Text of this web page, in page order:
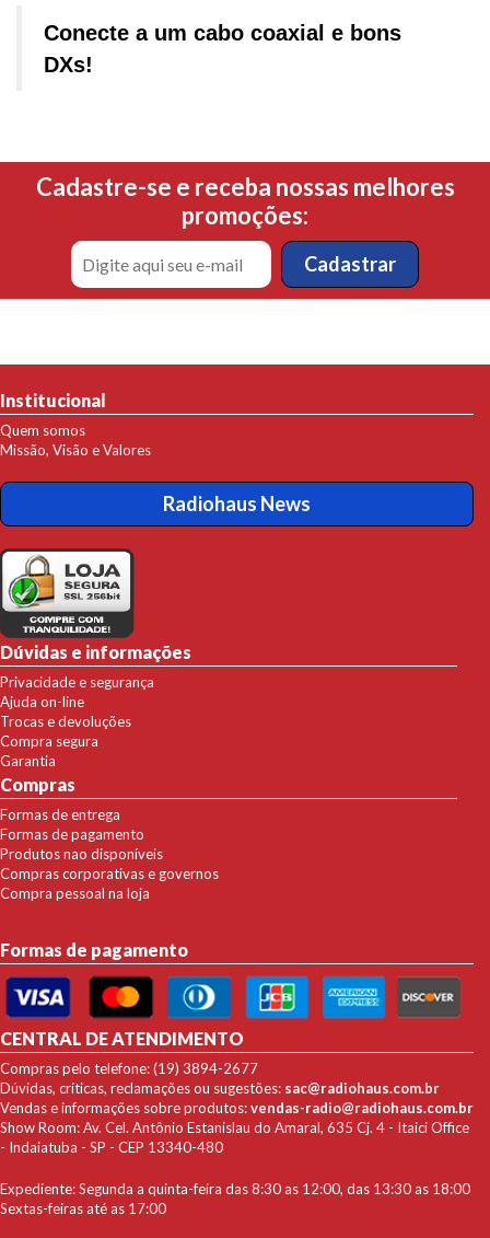
Conecte a um cabo coaxial e bons
DXs!
Cadastre-se e receba nossas melhores
promoções:
Institucional
Quem somos
Missão, Visão e Valores
Radiohaus News
Dúvidas e informações
Privacidade e segurança
Ajuda on-line
Trocas e devoluções
Compra segura
Garantia
Compras
Formas de entrega
Formas de pagamento
Produtos nao disponíveis
Compras corporativas e governos
Compra pessoal na loja
Formas de pagamento
CENTRAL DE ATENDIMENTO
Compras pelo telefone: (19) 3894-2677
Dúvidas, críticas, reclamações ou sugestões: sac@radiohaus.com.br
Vendas e informações sobre produtos:vendas-radio@radiohaus.com.br
Show Room: Av. Cel. Antônio Estanislau do Amaral, 635 Cj. 4 - Itaici Office
- Indaiatuba - SP - CEP 13340-480
Expediente: Segunda a quinta-feira das 8:30 as 12:00, das 13:30 as 18:00
Sextas-feiras até as 17:00